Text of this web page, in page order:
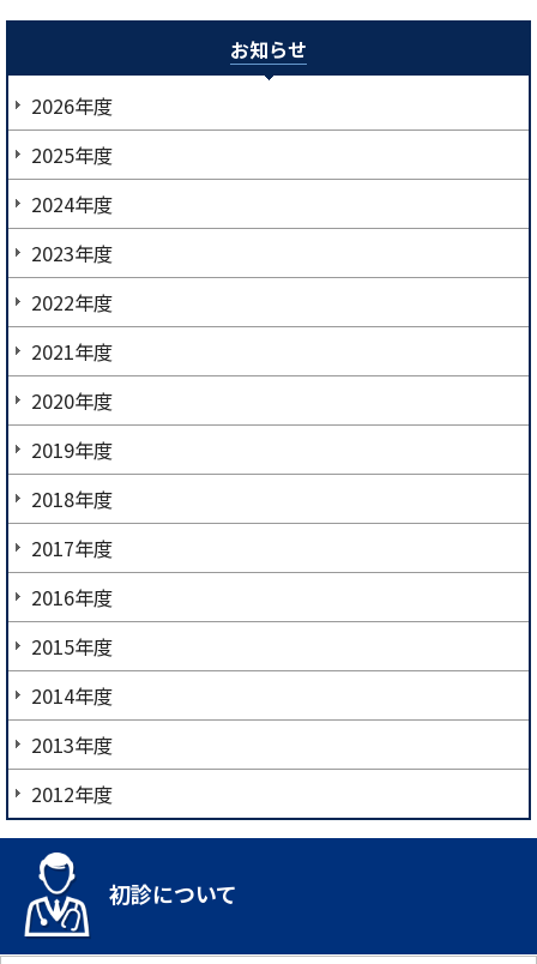
お知らせ
2026年度
2025年度
2024年度
2023年度
2022年度
2021年度
2020年度
2019年度
2018年度
2017年度
2016年度
2015年度
2014年度
2013年度
2012年度
初診について